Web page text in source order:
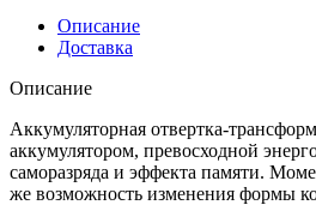
Описание
Доставка
Описание
Аккумуляторная отвертка-
аккумулятором, превосходной
саморазряда и эффекта памяти.
же возможность изменения формы